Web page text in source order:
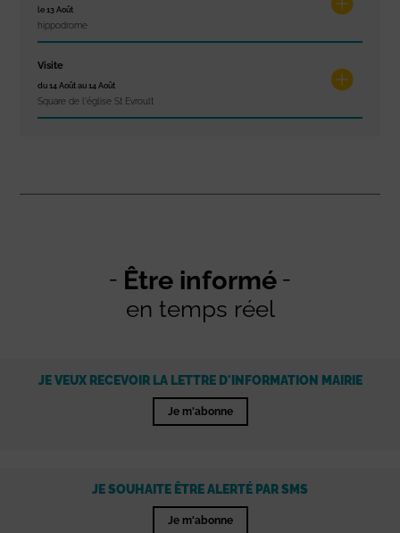
le 13 Août
hippodrome
Visite
du 14 Août au 14 Août
Square de l'église St Evroult
Être informé
en temps réel
JE VEUX RECEVOIR LA LETTRE D'INFORMATION MAIRIE
Je m'abonne
JE SOUHAITE ÊTRE ALERTÉ PAR SMS
Je m'abonne